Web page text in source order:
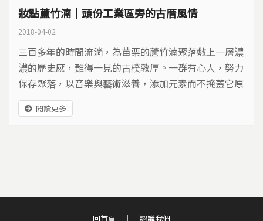
妝點蘆竹湳｜頭份工業區旁的古厝風情
2018-04-02
三百多年的時間流淌，為苗栗的蘆竹湳聚落敷上一層濃
濃的歷史感，難得一見的古樸敦厚。一群有心人，努力
保存聚落，以音樂與藝術滋養，添加元素而不掩蓋它原
有的風采。
閱讀更多
回首頁 認識我們